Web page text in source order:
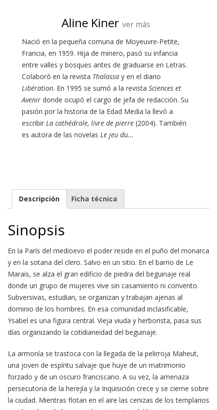
Aline Kiner ver más
Nació en la pequeña comuna de Moyeuvre-Petite,
Francia, en 1959. Hija de minero, pasó su infancia
entre valles y bosques antes de graduarse en Letras.
Colaboró en la revista Thalassa y en el diario
Libération. En 1995 se sumó a la revista Sciences et
Avenir donde ocupó el cargo de jefa de redacción. Su
pasión por la historia de la Edad Media la llevó a
escribir La cathédrale, livre de pierre (2004). También
es autora de las novelas Le jeu du...
Descripción Ficha técnica
Sinopsis
En la París del medioevo el poder reside en el puño del monarca
y en la sotana del clero. Salvo en un sitio. En el barrio de Le
Marais, se alza el gran edificio de piedra del beguinaje real
donde un grupo de mujeres vive sin casamiento ni convento.
Subversivas, estudian, se organizan y trabajan ajenas al
dominio de los hombres. En esa comunidad inclasificable,
Ysabel es una figura central. Vieja viuda y herborista, pasa sus
días organizando la cotidianeidad del beguinaje.
La armonía se trastoca con la llegada de la pelirroja Maheut,
una joven de espíritu salvaje que huye de un matrimonio
forzado y de un oscuro franciscano. A su vez, la amenaza
persecutoria de la herejía y la Inquisición crece y se cierne sobre
la ciudad. Mientras flotan en el aire las cenizas de los templarios